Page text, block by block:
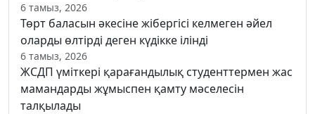
6 тамыз, 2026
Төрт баласын әкесіне жібергісі келмеген әйел
оларды өлтірді деген күдікке ілінді
6 тамыз, 2026
ЖСДП үміткері қарағандылық студенттермен жас
мамандарды жұмыспен қамту мәселесін
талқылады